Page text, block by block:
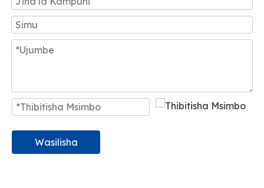
Wasilisha